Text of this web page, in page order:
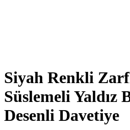
Siyah Renkli
Süslemeli Yaldız
Desenli Davetiye